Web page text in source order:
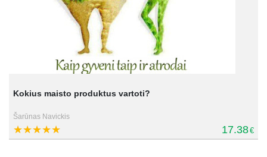
Kokius maisto produktus vartoti?
Šarūnas Navickis
17.38€